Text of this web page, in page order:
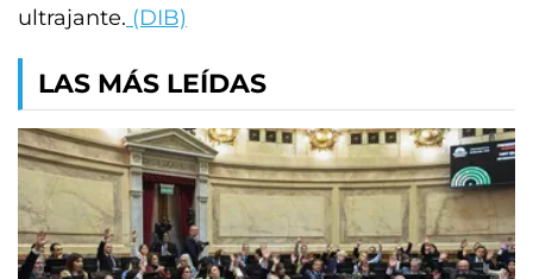
ultrajante. (DIB)
LAS MÁS LEÍDAS